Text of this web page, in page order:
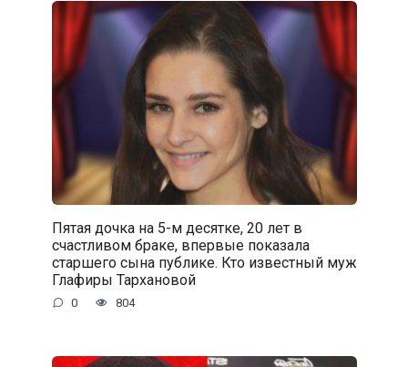
Пятая дочка на 5-м десятке, 20 лет в
счастливом браке, впервые показала
старшего сына публике. Кто известный муж
Глафиры Тархановой
0 804